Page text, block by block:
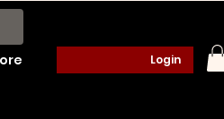
Login